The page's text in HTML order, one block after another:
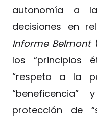
autonomía a
decisiones en
Informe Belmont
los “principios
“respeto a la
protección de